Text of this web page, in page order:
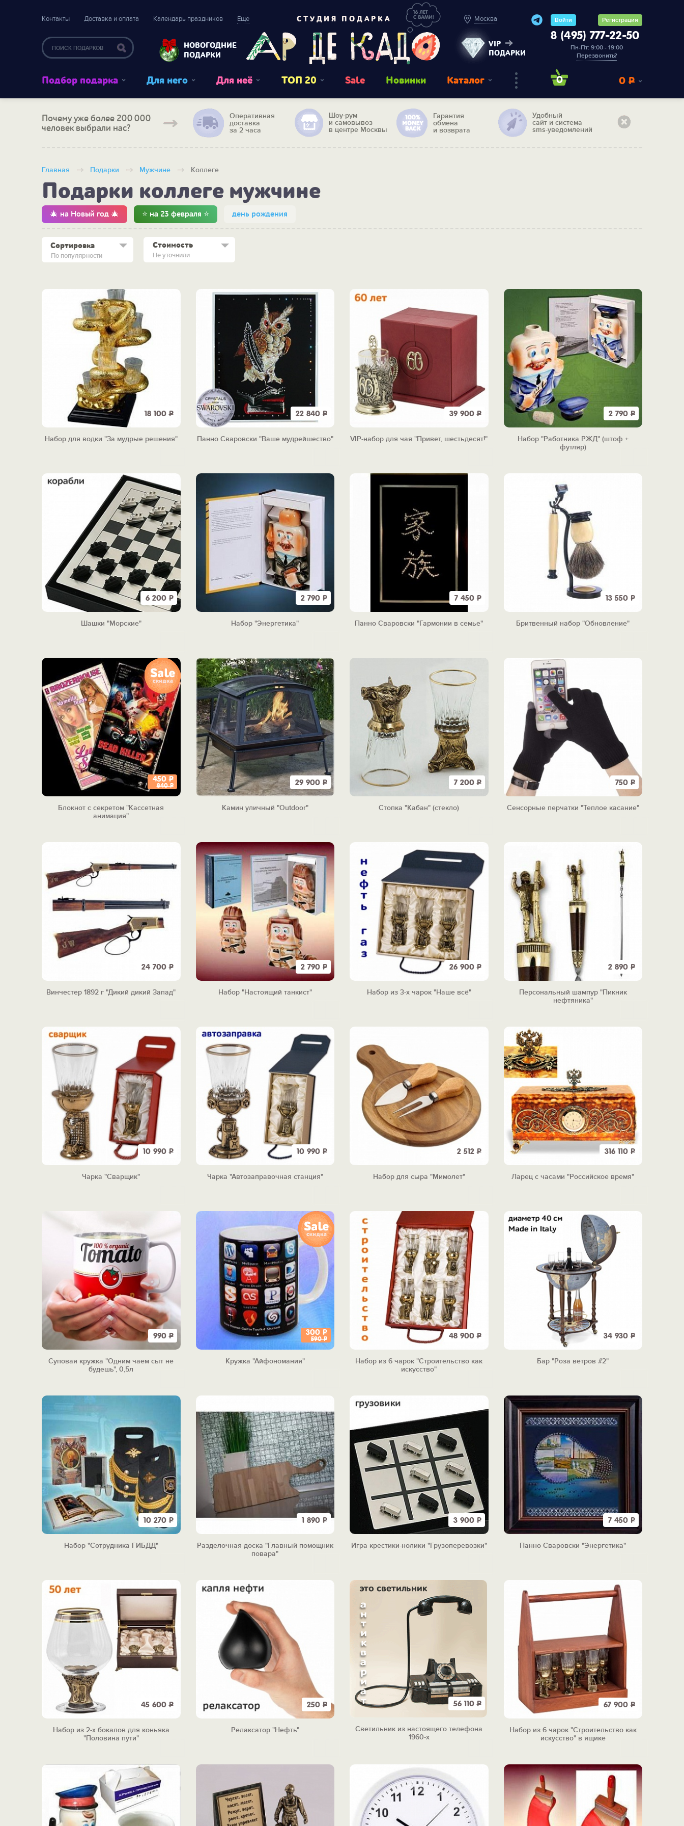
Контакты Доставка и оплата Календарь праздников Еще
НОВОГОДНИЕ
ПОДАРКИ
СТУДИЯ ПОДАРКА Москва
VIP
ПОДАРКИ
Войти Регистрация
8 (495) 777-22-50
Пн-Пт: 9:00 - 19:00
Перезвонить?
Подбор подарка Для него Для неё ТОП 20 Sale Новинки Каталог 0 0 Р
Почему уже более 200 000
человек выбрали нас?
Оперативная
доставка
за 2 часа
Шоу-рум
и самовывоз
в центре Москвы
Гарантия
обмена
и возврата
Удобный
сайт и система
sms-уведомлений
Главная Подарки Мужчине Коллеге
Подарки коллеге мужчине
🎄 на Новый год 🎄 ⭐ на 23 февраля ⭐ день рождения
По популярности
Сортировка Стоимость
Не уточнили
18 100Р
Набор для водки "За мудрые решения"
22 840 Р
Панно Сваровски "Ваше мудрейшество"
39 900Р
VIP-набор для чая "Привет, шестьдесят!"
2 790 Р
Набор "Работника РЖД" (штоф +
футляр)
6 200Р
Шашки "Морские"
2 790 Р
Набор "Энергетика"
7 450Р
Панно Сваровски "Гармонии в семье"
13 550 Р
Бритвенный набор "Обновление"
450Р
840Р
Блокнот с секретом "Кассетная
анимация"
29 900 Р
Камин уличный "Outdoor"
7 200Р
Стопка "Кабан" (стекло)
750 Р
Сенсорные перчатки "Теплое касание"
24 700Р
Винчестер 1892 г "Дикий дикий Запад"
2 790 Р
Набор "Настоящий танкист"
26 900Р
Набор из 3-х чарок "Наше всё"
2 890 Р
Персональный шампур "Пикник
нефтяника"
10 990Р
Чарка "Сварщик"
10 990 Р
Чарка "Автозаправочная станция"
2 512Р
Набор для сыра "Мимолет"
316 110 Р
Ларец с часами "Российское время"
990Р
Суповая кружка "Одним чаем сыт не
будешь", 0,5л
300 Р
590Р
Кружка "Айфономания"
48 900Р
Набор из 6 чарок "Строительство как
искусство"
34 930 Р
Бар "Роза ветров #2"
10 270Р
Набор "Сотрудника ГИБДД"
1 890 Р
Разделочная доска "Главный помощник
повара"
3 900Р
Игра крестики-нолики "Грузоперевозки"
7 450 Р
Панно Сваровски "Энергетика"
45 600Р
Набор из 2-х бокалов для коньяка
"Половина пути"
250 Р
Релаксатор "Нефть"
56 110Р
Светильник из настоящего телефона
1960-х
67 900 Р
Набор из 6 чарок "Строительство как
искусство" в ящике